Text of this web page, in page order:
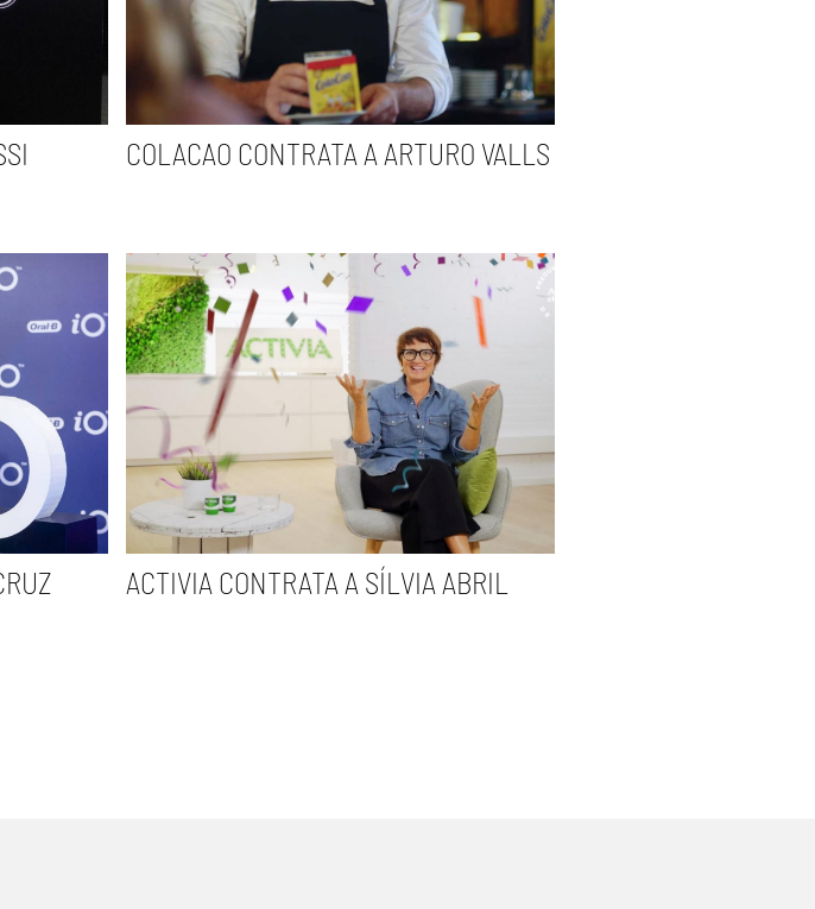
COLACAO CONTRATA A ARTURO VALLS
ACTIVIA CONTRATA A SÍLVIA ABRIL